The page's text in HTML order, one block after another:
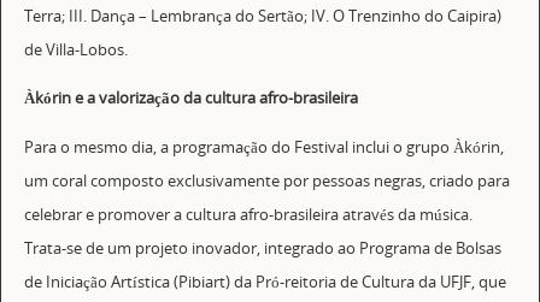
Terra; III. Dança – Lembrança do Sertão; IV. O Trenzinho do Caipira)
de Villa-Lobos.
Àkórin e a valorização da cultura afro-brasileira
Para o mesmo dia, a programação do Festival inclui o grupo Àkórin,
um coral composto exclusivamente por pessoas negras, criado para
celebrar e promover a cultura afro-brasileira através da música.
Trata-se de um projeto inovador, integrado ao Programa de Bolsas
de Iniciação Artística (Pibiart) da Pró-reitoria de Cultura da UFJF, que